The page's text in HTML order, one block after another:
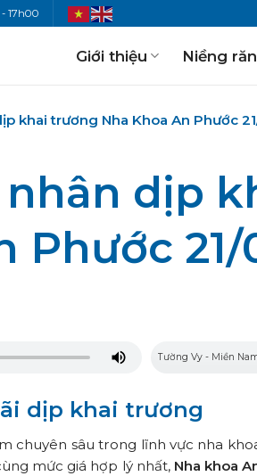
17h00
Giới thiệu Niềng
khai trương Nha Khoa An Phước
dịp
Phước 21/
dịp khai trương
chuyên sâu trong lĩnh vực nha
mức giá hợp lý nhất, Nha khoa